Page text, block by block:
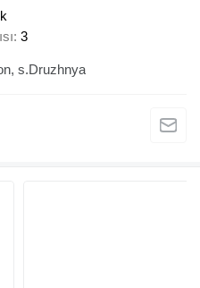
3
s.Druzhnya